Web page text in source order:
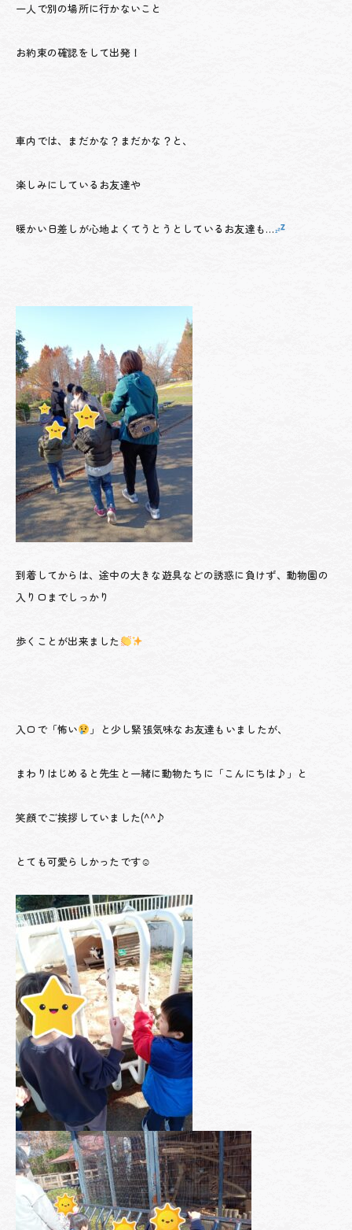
一人で別の場所に行かないこと
お約束の確認をして出発！
車内では、まだかな？まだかな？と、
楽しみにしているお友達や
暖かい日差しが心地よくてうとうとしているお友達も…
到着してからは、途中の大きな遊具などの誘惑に負けず、動物園の
入り口までしっかり
歩くことが出来ました
入口で「怖い 」と少し緊張気味なお友達もいましたが、
まわりはじめると先生と一緒に動物たちに「こんにちは♪」と
笑顔でご挨拶していました(^^♪
とても可愛らしかったです☺